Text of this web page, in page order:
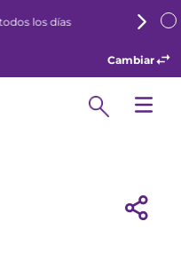
los días
Cambiar